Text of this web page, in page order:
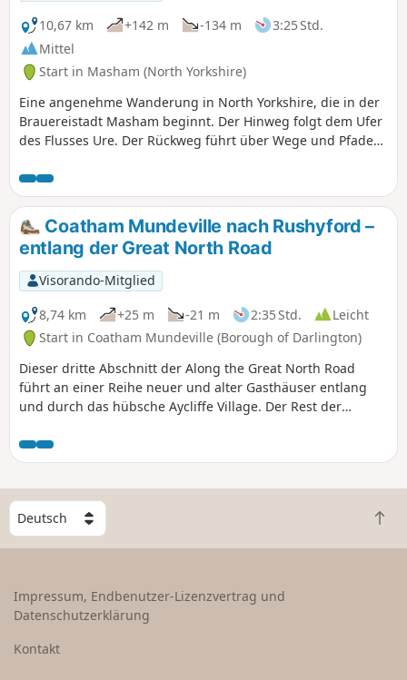
10,67 km
+142 m -134 m
3:25 Std.
Mittel
Start in Masham (North Yorkshire)
Eine angenehme Wanderung in North Yorkshire, die in der
Brauereistadt Masham beginnt. Der Hinweg folgt dem Ufer
des Flusses Ure. Der Rückweg führt über Wege und Pfade
Coatham Mundeville nach Rushyford –
entlang der Great North Road
Visorando-Mitglied
8,74 km
+25 m -21 m 2:35 Std.
Leicht
Start in Coatham Mundeville (Borough of Darlington)
Dieser dritte Abschnitt der Along the Great North Road
führt an einer Reihe neuer und alter Gasthäuser entlang
und durch das hübsche Aycliffe Village. Der Rest der
Bäumen gesäumt und daher in den Sommermonaten
schattig.
W
ä
h
e
n
Z
u
Impressum, Endbenutzer-Lizenzvertrag und
Datenschutzerklärung
Kontakt